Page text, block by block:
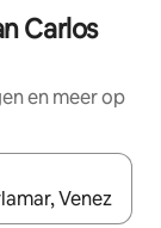
Carlos
en meer op
je een keuze